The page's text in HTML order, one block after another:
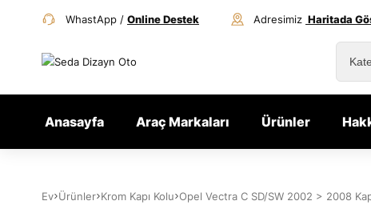
WhastApp / Online Destek Adresimiz Haritada
Anasayfa Araç Markaları Ürünler
Ev Ürünler Krom Kapı Kolu Opel Vectra C SD/SW 2002 > 2008